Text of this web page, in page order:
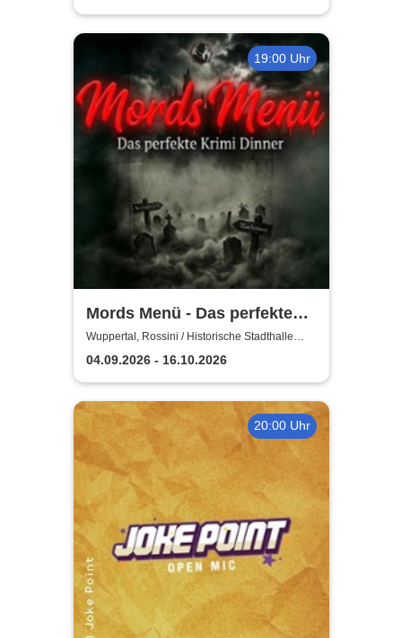
19:00 Uhr
Mords Menü - Das perfekte
Krimi Dinner
Wuppertal, Rossini / Historische Stadthalle
Wuppertal
04.09.2026 - 16.10.2026
20:00 Uhr